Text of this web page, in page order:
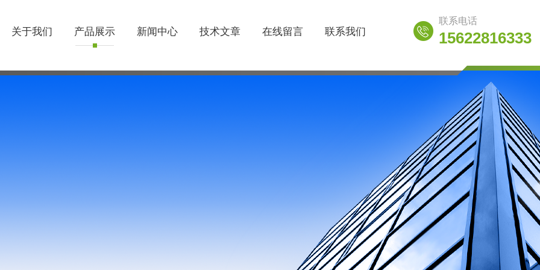
关于我们 产品展示 新闻中心 技术文章 在线留言 联系我们
联系电话
15622816333